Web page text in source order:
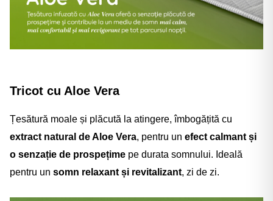
Tricot cu Aloe Vera
Țesătură moale și plăcută la atingere, îmbogățită cu
extract natural de Aloe Vera, pentru un efect calmant și
o senzație de prospețime pe durata somnului. Ideală
pentru un somn relaxant și revitalizant, zi de zi.